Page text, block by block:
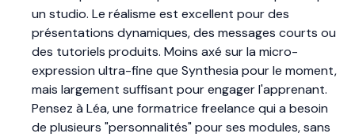
un studio. Le réalisme est excellent pour des
présentations dynamiques, des messages courts ou
des tutoriels produits. Moins axé sur la micro-
expression ultra-fine que Synthesia pour le moment,
mais largement suffisant pour engager l'apprenant.
Pensez à Léa, une formatrice freelance qui a besoin
de plusieurs "personnalités" pour ses modules, sans